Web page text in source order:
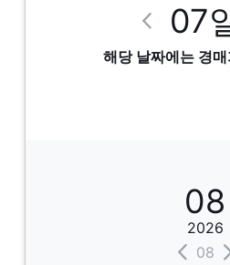
07
해당 날짜에는 경
08
2026
08